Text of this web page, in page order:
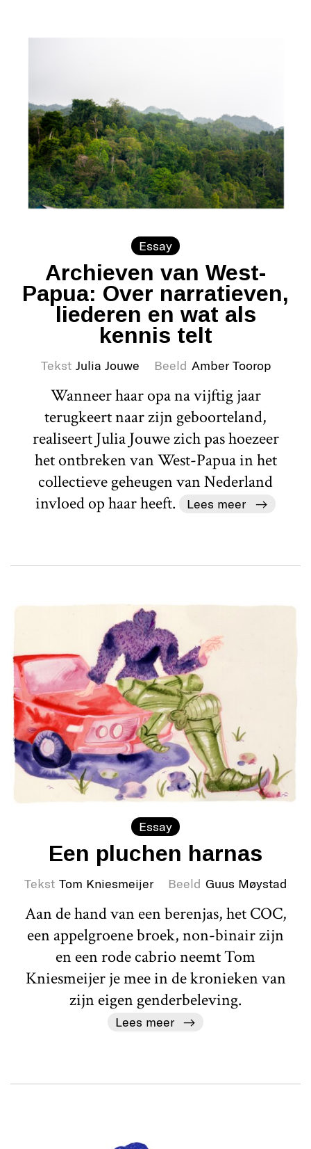
Essay
Archieven van West-
Papua: Over narratieven,
liederen en wat als
kennis telt
Tekst Julia Jouwe Beeld Amber Toorop
Wanneer haar opa na vijftig jaar
terugkeert naar zijn geboorteland,
realiseert Julia Jouwe zich pas hoezeer
het ontbreken van West-Papua in het
collectieve geheugen van Nederland
invloed op haar heeft.
Lees meer
Essay
Een pluchen harnas
Tekst Tom Kniesmeijer Beeld Guus Møystad
Aan de hand van een berenjas, het COC,
een appelgroene broek, non-binair zijn
en een rode cabrio neemt Tom
Kniesmeijer je mee in de kronieken van
zijn eigen genderbeleving.
Lees meer